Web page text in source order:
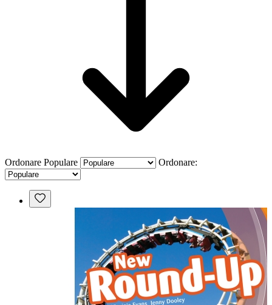
Ordonare Populare Ordonare: